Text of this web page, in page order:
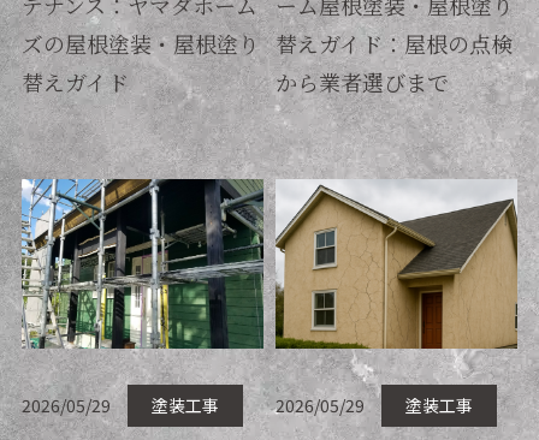
ズの屋根塗装・屋根塗り
替えガイド
替えガイド：屋根の点検
から業者選びまで
2026/05/29 塗装工事 2026/05/29 塗装工事